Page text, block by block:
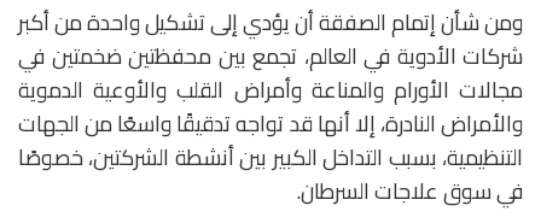
ومن شأن إتمام الصفقة أن يؤدي إلى تشكيل واحدة من أكبر
شركات الأدوية في العالم، تجمع بين محفظتين ضخمتين في
مجالات الأورام والمناعة وأمراض القلب والأوعية الدموية
والأمراض النادرة، إلا أنها قد تواجه تدقيقًا واسعًا من الجهات
التنظيمية، بسبب التداخل الكبير بين أنشطة الشركتين، خصوصًا
في سوق علاجات السرطان.